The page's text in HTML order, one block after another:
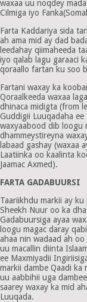
waxaa uu noqdey
Cilmiga iyo
Farta Kaddariya sida
ah ama mid ay dad
leedahay qiimaheeda
iyo qalab lagu garaaci
qoraallo fartan ku soo
Fartani waxay ka
Qoraalkeeda waxaa
dhinaca midigta (from
Guddigii Luuqadaha
waxyaabood dib loogu
dhammeystireyna
labaad gashay (waxaa
Laatiinka oo kaalinta
Jaamac Axmed).
FARTA GADABUURSI
Taariikhdu markii ay
Sheekh Nuur oo ka
Gadabuursiga ayaa
loogu magac daray
ahaa nin wadaad ah
uu macallin diinta
ee Maxmiyadii
markii dambe Qaadi ka
uu aabbihii uga
saarey waxay ka mid
Luuqada.